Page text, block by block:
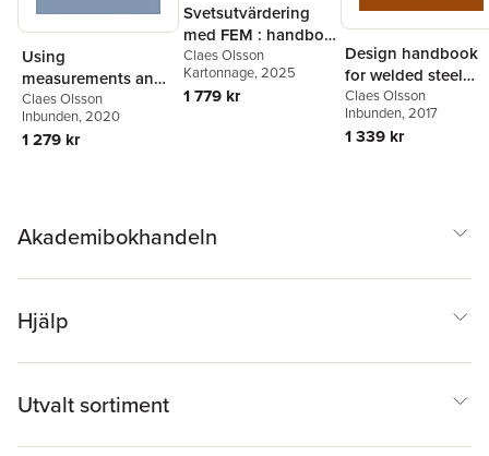
Using
measurements and
testing to support
FE-analyses of
welded structures
Claes Olsson
Inbunden, 2020
1 279 kr
Svetsutvärdering
med FEM : handbok
för
utmattningsbelasta
de konstruktioner
Claes Olsson
Kartonnage, 2025
1 779 kr
Design handbook
for welded steel
structures
Claes Olsson
Inbunden, 2017
1 339 kr
Akademibokhandeln
Hjälp
Utvalt sortiment